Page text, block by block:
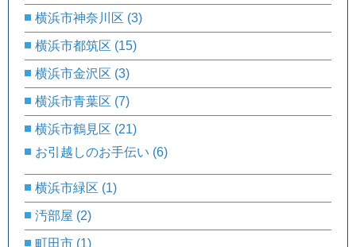
横浜市神奈川区 (3)
横浜市都筑区 (15)
横浜市金沢区 (3)
横浜市青葉区 (7)
横浜市鶴見区 (21)
お引越しのお手伝い (6)
横浜市緑区 (1)
汚部屋 (2)
町田市 (1)